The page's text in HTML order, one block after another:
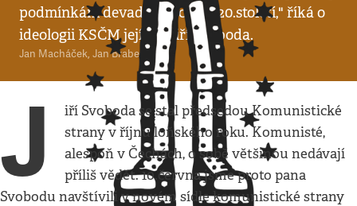
podmínkám devadesátých let 20.století," říká o
ideologii KSČM její šéf Jiří Svoboda.
Jan Macháček, Jan Brabec
J
iří Svoboda se stal předsedou Komunistické
strany v říjnu loňského roku. Komunisté,
alespoň v Čechách, o sobě většinou nedávají
příliš vědět. 10.června jsme proto pana
Svobodu navštívili v novém sídle komunistické strany